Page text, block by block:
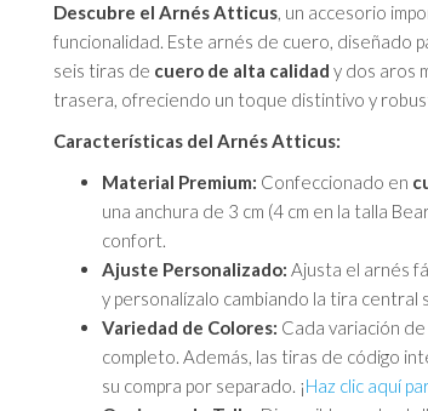
Descubre el Arnés Atticus, un accesorio
funcionalidad. Este arnés de cuero, diseñado
seis tiras de cuero de alta calidad y dos aros
trasera, ofreciendo un toque distintivo y
Características del Arnés Atticus:
Material Premium: Confeccionado en
una anchura de 3 cm (4 cm en la talla
confort.
Ajuste Personalizado: Ajusta el arnés
y personalízalo cambiando la tira central
Variedad de Colores: Cada variación
completo. Además, las tiras de código
su compra por separado. ¡Haz clic aquí